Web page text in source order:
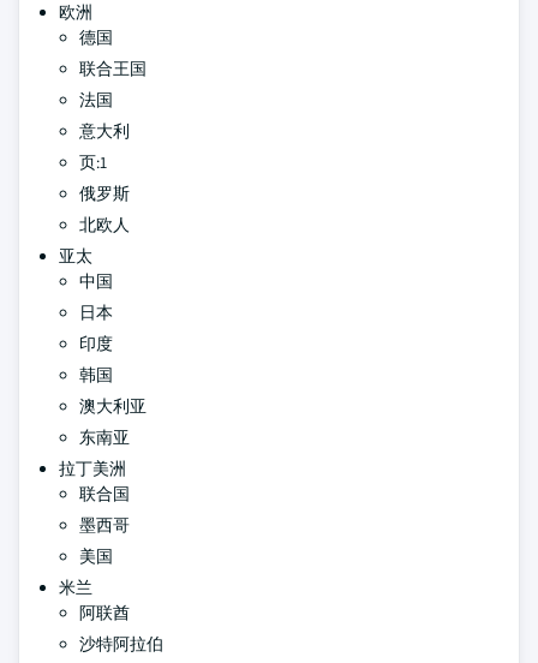
欧洲
德国
联合王国
法国
意大利
页:1
俄罗斯
北欧人
亚太
中国
日本
印度
韩国
澳大利亚
东南亚
拉丁美洲
联合国
墨西哥
美国
米兰
阿联酋
沙特阿拉伯